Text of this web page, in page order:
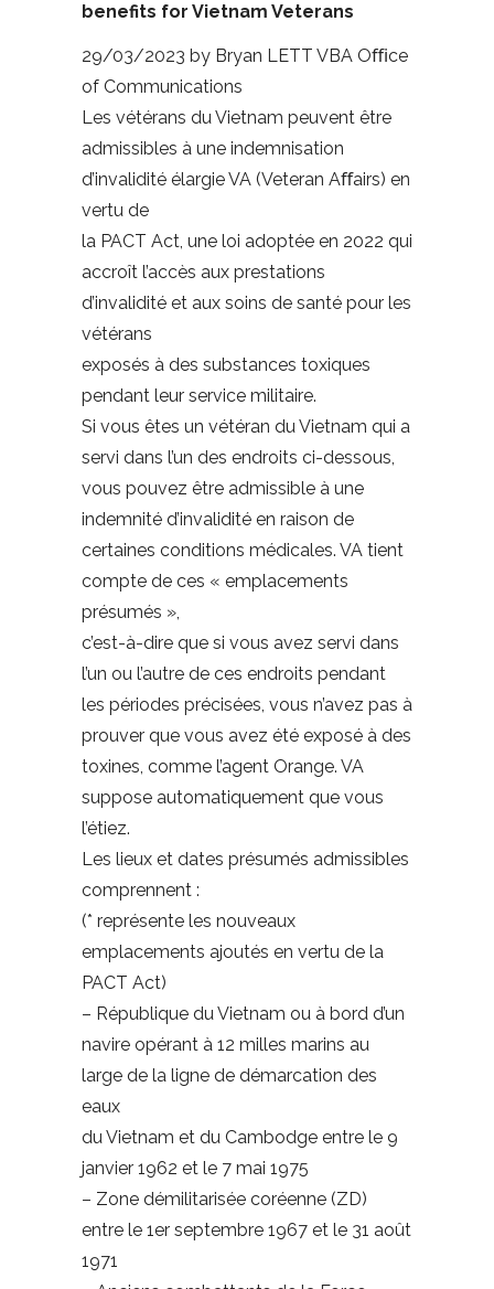
benefits for Vietnam Veterans
29/03/2023 by Bryan LETT VBA Oﬃce
of Communications
Les vétérans du Vietnam peuvent être
admissibles à une indemnisation
d’invalidité élargie VA (Veteran Aﬀairs) en
vertu de
la PACT Act, une loi adoptée en 2022 qui
accroît l’accès aux prestations
d’invalidité et aux soins de santé pour les
vétérans
exposés à des substances toxiques
pendant leur service militaire.
Si vous êtes un vétéran du Vietnam qui a
servi dans l’un des endroits ci-dessous,
vous pouvez être admissible à une
indemnité d’invalidité en raison de
certaines conditions médicales. VA tient
compte de ces « emplacements
présumés »,
c’est-à-dire que si vous avez servi dans
l’un ou l’autre de ces endroits pendant
les périodes précisées, vous n’avez pas à
prouver que vous avez été exposé à des
toxines, comme l’agent Orange. VA
suppose automatiquement que vous
l’étiez.
Les lieux et dates présumés admissibles
comprennent :
(* représente les nouveaux
emplacements ajoutés en vertu de la
PACT Act)
– République du Vietnam ou à bord d’un
navire opérant à 12 milles marins au
large de la ligne de démarcation des
eaux
du Vietnam et du Cambodge entre le 9
janvier 1962 et le 7 mai 1975
– Zone démilitarisée coréenne (ZD)
entre le 1er septembre 1967 et le 31 août
1971